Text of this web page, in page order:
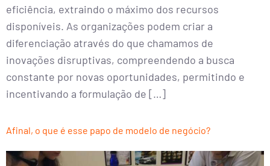
eficiência, extraindo o máximo dos recursos
disponíveis. As organizações podem criar a
diferenciação através do que chamamos de
inovações disruptivas, compreendendo a busca
constante por novas oportunidades, permitindo e
incentivando a formulação de […]
Afinal, o que é esse papo de modelo de negócio?